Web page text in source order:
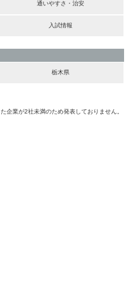
通いやすさ・治安
入試情報
栃木県
企業が2社未満のため発表しておりません。